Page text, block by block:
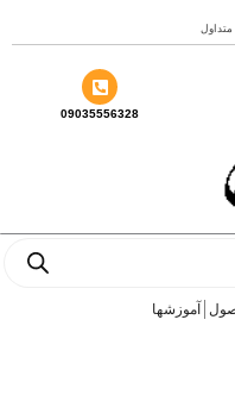
09035556328
آموزشها